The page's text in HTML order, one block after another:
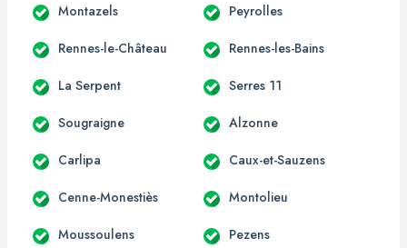
Montazels Peyrolles
Rennes-le-Château Rennes-les-Bains
La Serpent Serres 11
Sougraigne Alzonne
Carlipa Caux-et-Sauzens
Cenne-Monestiès Montolieu
Moussoulens Pezens